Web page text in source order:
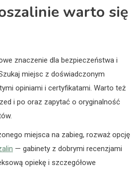
warto się
znaczenie dla bezpieczeństwa i
miejsc z doświadczonym
opiniami i certyfikatami. Warto też
i po oraz zapytać o oryginalność
miejsca na zabieg, rozważ opcję
— gabinety z dobrymi recenzjami
opiekę i szczegółowe